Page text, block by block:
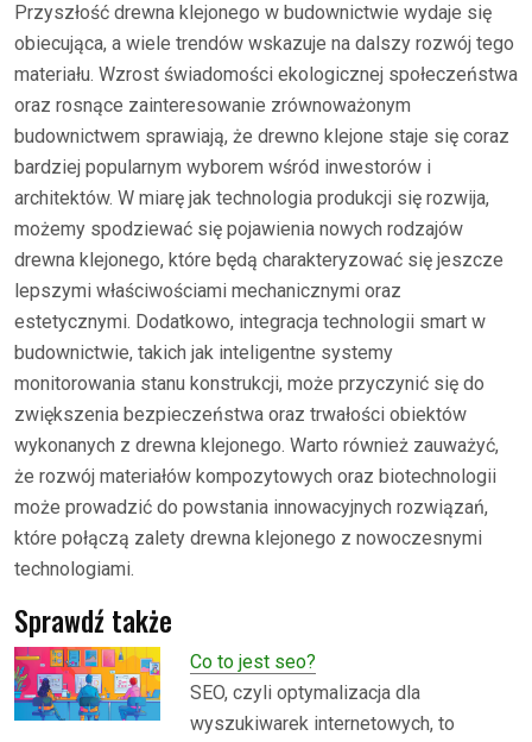
Przyszłość drewna klejonego w budownictwie wydaje się
obiecująca, a wiele trendów wskazuje na dalszy rozwój tego
materiału. Wzrost świadomości ekologicznej społeczeństwa
oraz rosnące zainteresowanie zrównoważonym
budownictwem sprawiają, że drewno klejone staje się coraz
bardziej popularnym wyborem wśród inwestorów i
architektów. W miarę jak technologia produkcji się rozwija,
możemy spodziewać się pojawienia nowych rodzajów
drewna klejonego, które będą charakteryzować się jeszcze
lepszymi właściwościami mechanicznymi oraz
estetycznymi. Dodatkowo, integracja technologii smart w
budownictwie, takich jak inteligentne systemy
monitorowania stanu konstrukcji, może przyczynić się do
zwiększenia bezpieczeństwa oraz trwałości obiektów
wykonanych z drewna klejonego. Warto również zauważyć,
że rozwój materiałów kompozytowych oraz biotechnologii
może prowadzić do powstania innowacyjnych rozwiązań,
które połączą zalety drewna klejonego z nowoczesnymi
technologiami.
Sprawdź także
Co to jest seo?
SEO, czyli optymalizacja dla
wyszukiwarek internetowych, to